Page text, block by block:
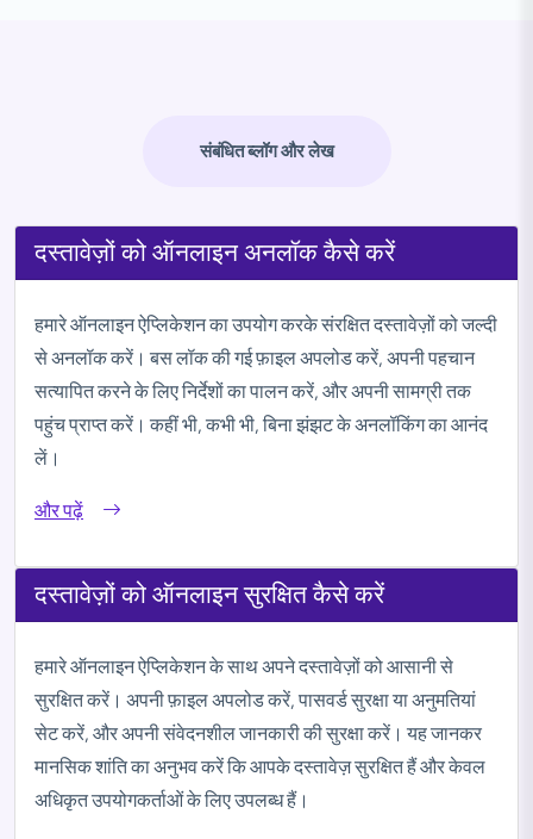
संबंधित ब्लॉग और लेख
दस्तावेज़ों को ऑनलाइन अनलॉक कैसे करें
हमारे ऑनलाइन ऐप्लिकेशन का उपयोग करके संरक्षित दस्तावेज़ों को जल्दी
से अनलॉक करें। बस लॉक की गई फ़ाइल अपलोड करें, अपनी पहचान
सत्यापित करने के लिए निर्देशों का पालन करें, और अपनी सामग्री तक
पहुंच प्राप्त करें। कहीं भी, कभी भी, बिना झंझट के अनलॉकिंग का आनंद
लें।
और पढ़ें
दस्तावेज़ों को ऑनलाइन सुरक्षित कैसे करें
हमारे ऑनलाइन ऐप्लिकेशन के साथ अपने दस्तावेज़ों को आसानी से
सुरक्षित करें। अपनी फ़ाइल अपलोड करें, पासवर्ड सुरक्षा या अनुमतियां
सेट करें, और अपनी संवेदनशील जानकारी की सुरक्षा करें। यह जानकर
मानसिक शांति का अनुभव करें कि आपके दस्तावेज़ सुरक्षित हैं और केवल
अधिकृत उपयोगकर्ताओं के लिए उपलब्ध हैं।